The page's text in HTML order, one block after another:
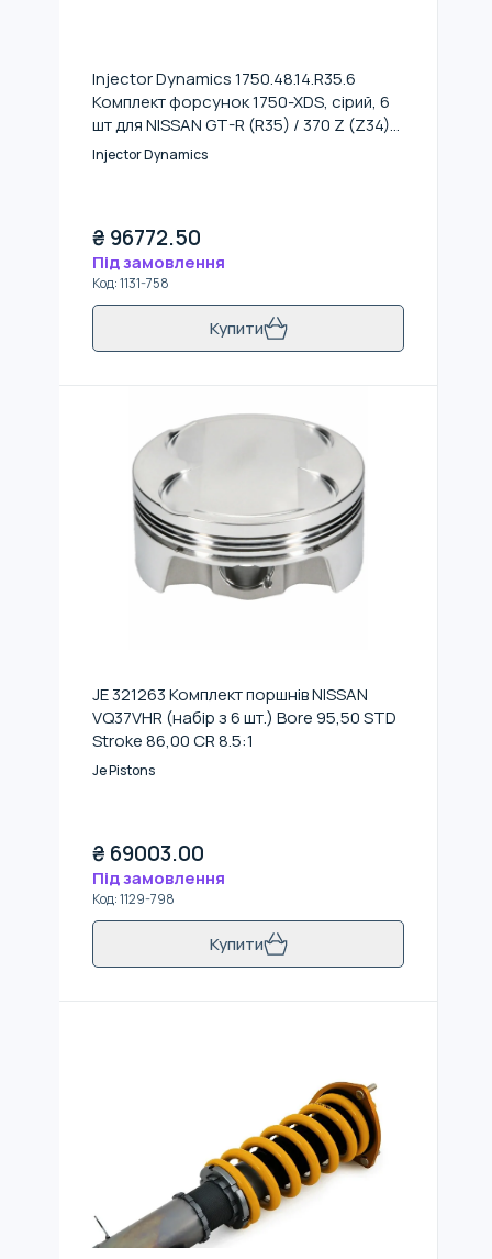
Injector Dynamics 1750.48.14.R35.6
Комплект форсунок 1750-XDS, сірий, 6
шт для NISSAN GT-R (R35) / 370 Z (Z34)
2008-2020
Injector Dynamics
₴ 96772.50
Під замовлення
Код:1131-758
Купити
JE 321263 Комплект поршнів NISSAN
VQ37VHR (набір з 6 шт.) Bore 95,50 STD
Stroke 86,00 CR 8.5:1
Je Pistons
₴ 69003.00
Під замовлення
Код:1129-798
Купити